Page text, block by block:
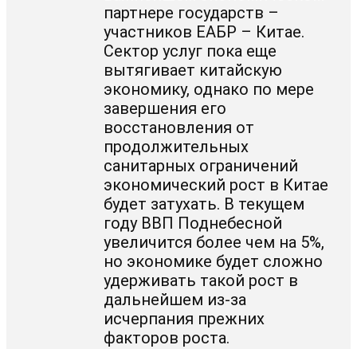
партнере государств –
участников ЕАБР – Китае.
Сектор услуг пока еще
вытягивает китайскую
экономику, однако по мере
завершения его
восстановления от
продолжительных
санитарных ограничений
экономический рост в Китае
будет затухать. В текущем
году ВВП Поднебесной
увеличится более чем на 5%,
но экономике будет сложно
удерживать такой рост в
дальнейшем из-за
исчерпания прежних
факторов роста.